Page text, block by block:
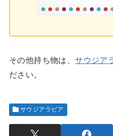
その他持ち物は、サウジア
ださい。
サウジアラビア